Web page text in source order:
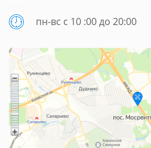
пн-вс с 10 :00 до 20:00